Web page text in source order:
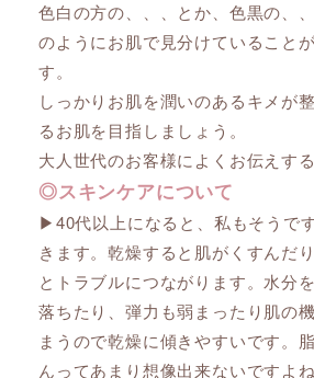
色白の方の、、、とか、色黒の、、
のようにお肌で見分けていること
す。
しっかりお肌を潤いのあるキメが
るお肌を目指しましょう。
大人世代のお客様によくお伝えする
◎スキンケアについて
▶︎40代以上になると、私もそうで
きます。乾燥すると肌がくすんだ
とトラブルにつながります。水分
落ちたり、弾力も弱まったり肌の
まうので乾燥に傾きやすいです。
んってあまり想像出来ないですよ